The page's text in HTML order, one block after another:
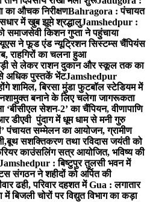
का औचक निरीक्षणBahragora : पंचायत
में खुब झूमे श्रद्धालुJamshedpur :
किशन गुप्ता ने पहुंचाया
ने फूड एंड न्यूट्रिशन सिस्टम्स चैंपियंस
राहगिरों का चलना हुआ
से लेकर राशन दुकान और स्कूल तक का
से अधिक पुस्तकें भेंटJamshedpur
शामिल, बिरसा मुंडा फुटबॉल स्टेडियम में
नशामुक्त बनाने के लिए चलेगा जागरूकता
सेशन-2’ का चैंपियन, वीणापाणि
डीएवी पुंदाग में धूम धाम से मनी गुरु
पंचायत सम्मेलन का आयोजन, ग्रामीण
सशक्तिकरण तथा रविदास जयंती को
काउंसलिंग सत्र आयोजित, भविष्य की
: बिष्टुपुर तुलसी भवन में
संगठन ने शहीदों को अर्पित की
ढही, परिवार दहशत मेंGua : लगातार
बिजली चोरों पर विद्युत विभाग का कड़ा